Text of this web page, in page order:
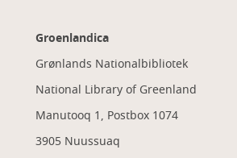
Groenlandica
Grønlands Nationalbibliotek
National Library of Greenland
Manutooq 1, Postbox 1074
3905 Nuussuaq